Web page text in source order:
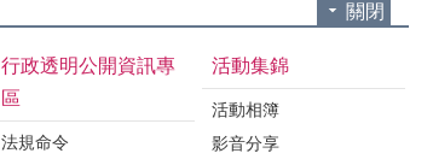
關閉
行政透明公開資訊專
區
法規命令
活動集錦
活動相簿
影音分享